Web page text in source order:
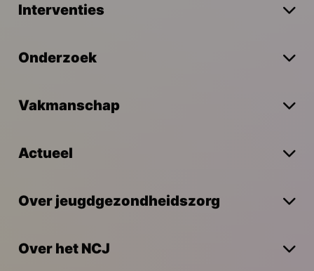
Interventies
Onderzoek
Vakmanschap
Actueel
Over jeugdgezondheidszorg
Over het NCJ